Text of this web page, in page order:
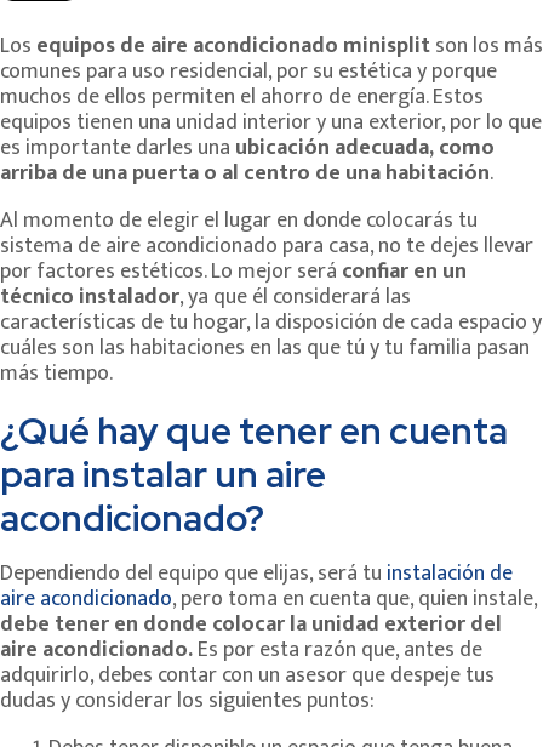
Los equipos de aire acondicionado minisplitson los más
comunes para uso residencial, por su estética y porque
muchos de ellos permiten el ahorro de energía. Estos
equipos tienen una unidad interior y una exterior, por lo que
es importante darles una ubicación adecuada, como
arriba de una puerta o al centro de una habitación.
Al momento de elegir el lugar en donde colocarás tu
sistema de aire acondicionado para casa, no te dejes llevar
por factores estéticos. Lo mejor será confiar en un
técnico instalador, ya que él considerará las
características de tu hogar, la disposición de cada espacio y
cuáles son las habitaciones en las que tú y tu familia pasan
más tiempo.
¿Qué hay que tener en cuenta
para instalar un aire
acondicionado?
Dependiendo del equipo que elijas, será tu instalación de
aire acondicionado, pero toma en cuenta que, quien instale,
debe tener en donde colocar la unidad exterior del
aire acondicionado.Es por esta razón que, antes de
adquirirlo, debes contar con un asesor que despeje tus
dudas y considerar los siguientes puntos: